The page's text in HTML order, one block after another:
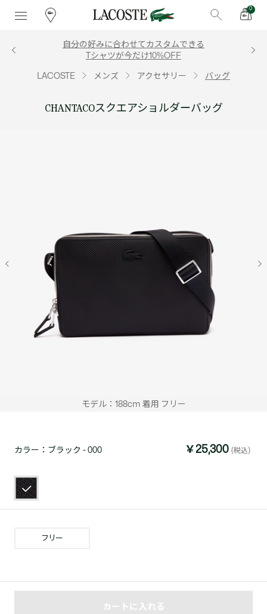
0
自分の好みに合わせてカスタムできる
Tシャツが今だけ10%OFF
LACOSTE メンズ アクセサリー バッグ
CHANTACOスクエアショルダーバッグ
モデル：188cm 着用 フリー
カラー： ブラック - 000 ￥25,300 (税込)
フリー
カートに入れる